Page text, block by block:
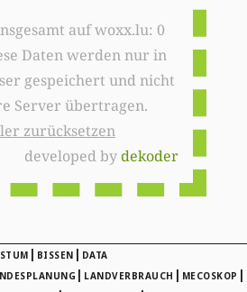
auf woxx.lu: 0
Daten werden nur in
gespeichert und nicht
Server übertragen.
zurücksetzen
developed bydekoder
| BISSEN | DATA
| LANDVERBRAUCH | MECOSKOP |